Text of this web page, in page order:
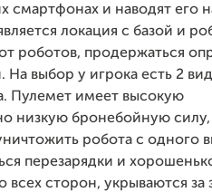
смартфонах и наводят его
локация с базой и
роботов, продержаться
На выбор у игрока есть 2
Пулемет имеет высокую
низкую бронебойную силу,
робота с одного
перезарядки и
всех сторон, укрываются